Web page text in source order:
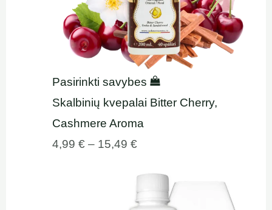
Pasirinkti savybes
Skalbinių kvepalai Bitter Cherry,
Cashmere Aroma
4,99€ – 15,49€